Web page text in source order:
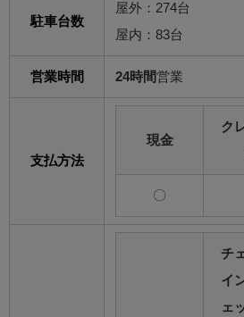
駐車台数
屋外：274台
屋内：83台
営業時間 24時間営業
支払方法
現金
ク
〇
チ
イ
ェ